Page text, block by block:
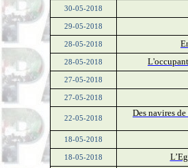
30-05-2018
29-05-2018
28-05-2018
28-05-2018
27-05-2018
27-05-2018
22-05-2018
Des navires
18-05-2018
18-05-2018